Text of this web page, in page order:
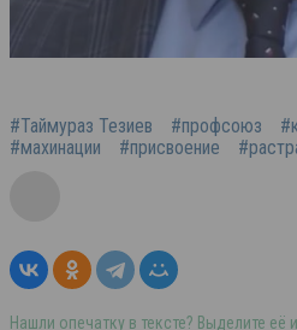
#Таймураз Тезиев #профсоюз
#махинации
#присвоение
Нашли опечатку в тексте? Выделите её